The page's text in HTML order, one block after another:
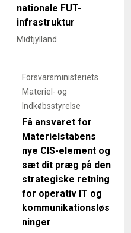
nationale FUT-
infrastruktur
Midtjylland
Forsvarsministeriets
Materiel- og
Indkøbsstyrelse
Få ansvaret for
Materielstabens
nye CIS-element og
sæt dit præg på den
strategiske retning
for operativ IT og
kommunikationsløs
ninger